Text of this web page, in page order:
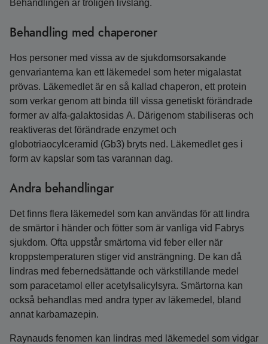
Behandlingen är troligen livslång.
Behandling med chaperoner
Hos personer med vissa av de sjukdomsorsakande
genvarianterna kan ett läkemedel som heter migalastat
prövas. Läkemedlet är en så kallad chaperon, ett protein
som verkar genom att binda till vissa genetiskt förändrade
former av alfa-galaktosidas A. Därigenom stabiliseras och
reaktiveras det förändrade enzymet och
globotriaocylceramid (Gb3) bryts ned. Läkemedlet ges i
form av kapslar som tas varannan dag.
Andra behandlingar
Det finns flera läkemedel som kan användas för att lindra
de smärtor i händer och fötter som är vanliga vid Fabrys
sjukdom. Ofta uppstår smärtorna vid feber eller när
kroppstemperaturen stiger vid ansträngning. De kan då
lindras med febernedsättande och värkstillande medel
som paracetamol eller acetylsalicylsyra. Smärtorna kan
också behandlas med andra typer av läkemedel, bland
annat karbamazepin.
Raynauds fenomen kan lindras med läkemedel som vidgar